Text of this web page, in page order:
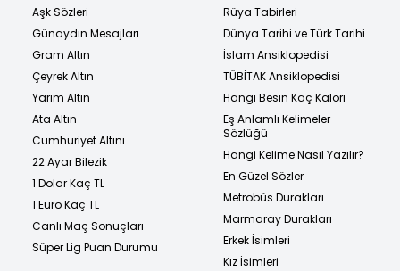
Aşk Sözleri
Günaydın Mesajları
Gram Altın
Çeyrek Altın
Yarım Altın
Ata Altın
Cumhuriyet Altını
22 Ayar Bilezik
1 Dolar Kaç TL
1 Euro Kaç TL
Canlı Maç Sonuçları
Süper Lig Puan Durumu
Rüya Tabirleri
Dünya Tarihi ve Türk Tarihi
İslam Ansiklopedisi
TÜBİTAK Ansiklopedisi
Hangi Besin Kaç Kalori
Eş Anlamlı Kelimeler
Sözlüğü
Hangi Kelime Nasıl Yazılır?
En Güzel Sözler
Metrobüs Durakları
Marmaray Durakları
Erkek İsimleri
Kız İsimleri